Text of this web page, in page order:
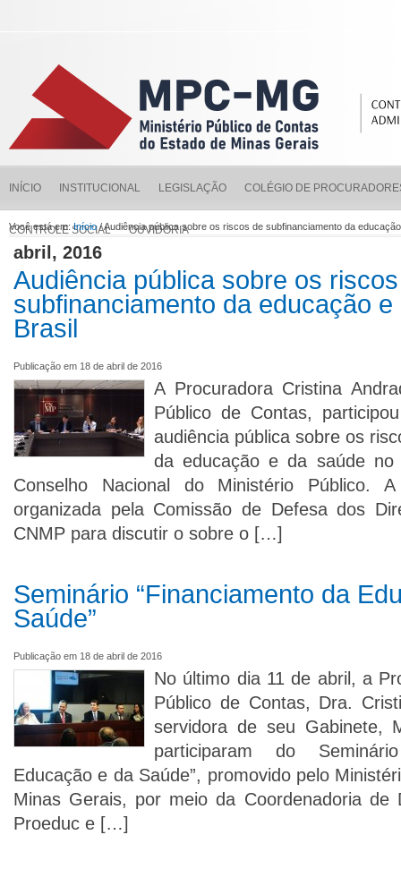
INÍCIO INSTITUCIONAL LEGISLAÇÃO COLÉGIO DE
CONTROLE SOCIAL OUVIDORIA
Você está em:Início/ Audiência pública sobre os riscos de subfinanciamento da
abril, 2016
Audiência pública sobre os
subfinanciamento da educação
Brasil
Publicação em 18 de abril de 2016
A Procuradora Cristina
Público de Contas,
audiência pública sobre os
da educação e da saúde no
Conselho Nacional do Ministério Público.
organizada pela Comissão de Defesa dos
CNMP para discutir o sobre o […]
Seminário “Financiamento da
Saúde”
Publicação em 18 de abril de 2016
No último dia 11 de abril, a
Público de Contas, Dra.
servidora de seu Gabinete,
participaram do
Educação e da Saúde”, promovido pelo
Minas Gerais, por meio da Coordenadoria de
Proeduc e […]